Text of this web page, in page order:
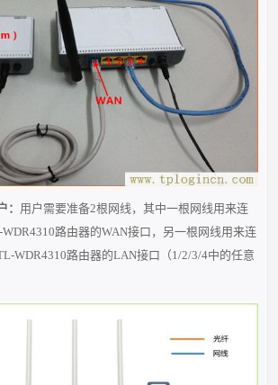
用户需要准备2根 网线，其中一根网线用来连
路由器的WAN接口，另一根网线用来连
WDR4310路由器的LAN接口（1/2/3/4中的任意